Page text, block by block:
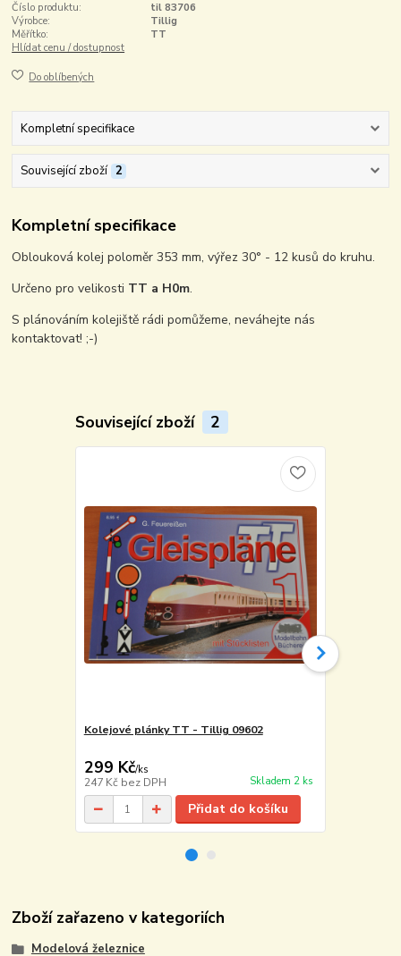
Číslo produktu:
til 83706
Výrobce:
Tillig
Měřítko:
TT
Hlídat cenu / dostupnost
Do oblíbených
Kompletní specifikace
Související zboží 2
Kompletní specifikace
Oblouková kolej poloměr 353 mm, výřez 30° - 12 kusů do kruhu.
Určeno pro velikosti TT a H0m.
S plánováním kolejiště rádi pomůžeme, neváhejte nás
kontaktovat! ;-)
Související zboží 2
Kolejové plánky TT - Tillig 09602
299 Kč/ks
247 Kč bez DPH Skladem 2 ks
Přidat do košíku
Zboží zařazeno v kategoriích
Modelová železnice